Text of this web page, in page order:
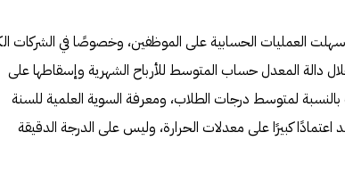
العمليات الحسابية على الموظفين، وخصوصًا في الشركات
دالة المعدل حساب المتوسط للأرباح الشهرية وإسقاطها على
بالنسبة لمتوسط درجات الطلاب، ومعرفة السوية العلمية للسنة
اعتمادًا كبيرًا على معدلات الحرارة، وليس على الدرجة الدقيقة